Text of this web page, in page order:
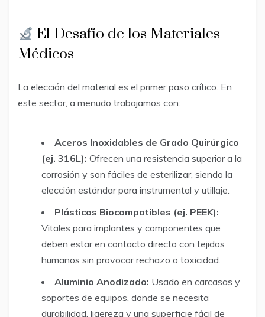
El Desafío de los Materiales
Médicos
La elección del material es el primer paso crítico. En
este sector, a menudo trabajamos con:
Aceros Inoxidables de Grado Quirúrgico
(ej. 316L): Ofrecen una resistencia superior a la
corrosión y son fáciles de esterilizar, siendo la
elección estándar para instrumental y utillaje.
Plásticos Biocompatibles (ej. PEEK):
Vitales para implantes y componentes que
deben estar en contacto directo con tejidos
humanos sin provocar rechazo o toxicidad.
Aluminio Anodizado: Usado en carcasas y
soportes de equipos, donde se necesita
durabilidad, ligereza y una superficie fácil de